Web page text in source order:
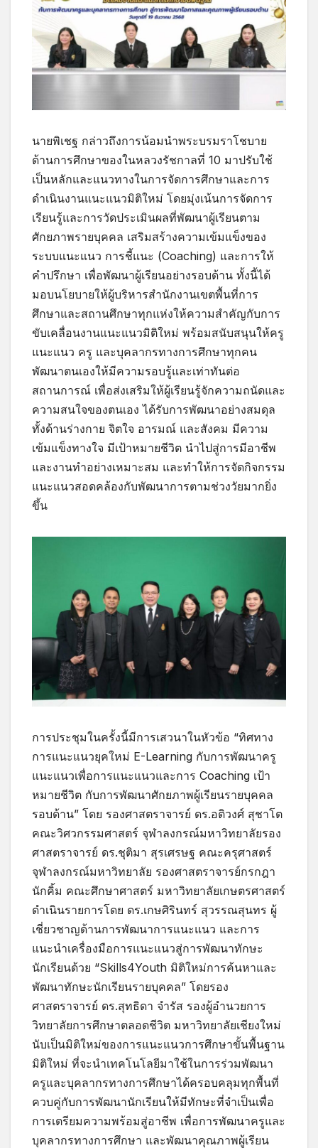
นายพิเชฐ กล่าวถึงการน้อมนำพระบรมราโชบาย
ด้านการศึกษาของในหลวงรัชกาลที่ 10 มาปรับใช้
เป็นหลักและแนวทางในการจัดการศึกษาและการ
ดำเนินงานแนะแนวมิติใหม่ โดยมุ่งเน้นการจัดการ
เรียนรู้และการวัดประเมินผลที่พัฒนาผู้เรียนตาม
ศักยภาพรายบุคคล เสริมสร้างความเข้มแข็งของ
ระบบแนะแนว การชี้แนะ (Coaching) และการให้
คำปรึกษา เพื่อพัฒนาผู้เรียนอย่างรอบด้าน ทั้งนี้ได้
มอบนโยบายให้ผู้บริหารสำนักงานเขตพื้นที่การ
ศึกษาและสถานศึกษาทุกแห่งให้ความสำคัญกับการ
ขับเคลื่อนงานแนะแนวมิติใหม่ พร้อมสนับสนุนให้ครู
แนะแนว ครู และบุคลากรทางการศึกษาทุกคน
พัฒนาตนเองให้มีความรอบรู้และเท่าทันต่อ
สถานการณ์ เพื่อส่งเสริมให้ผู้เรียนรู้จักความถนัดและ
ความสนใจของตนเอง ได้รับการพัฒนาอย่างสมดุล
ทั้งด้านร่างกาย จิตใจ อารมณ์ และสังคม มีความ
เข้มแข็งทางใจ มีเป้าหมายชีวิต นำไปสู่การมีอาชีพ
และงานทำอย่างเหมาะสม และทำให้การจัดกิจกรรม
แนะแนวสอดคล้องกับพัฒนาการตามช่วงวัยมากยิ่ง
ขึ้น
การประชุมในครั้งนี้มีการเสวนาในหัวข้อ “ทิศทาง
การแนะแนวยุคใหม่ E-Learning กับการพัฒนาครู
แนะแนวเพื่อการแนะแนวและการ Coaching เป้า
หมายชีวิต กับการพัฒนาศักยภาพผู้เรียนรายบุคคล
รอบด้าน” โดย รองศาสตราจารย์ ดร.อติวงศ์ สุชาโต
คณะวิศวกรรมศาสตร์ จุฬาลงกรณ์มหาวิทยาลัยรอง
ศาสตราจารย์ ดร.ชุติมา สุรเศรษฐ คณะครุศาสตร์
จุฬาลงกรณ์มหาวิทยาลัย รองศาสตราจารย์กรกฎา
นักคิ้ม คณะศึกษาศาสตร์ มหาวิทยาลัยเกษตรศาสตร์
ดำเนินรายการโดย ดร.เกษศิรินทร์ สุวรรณสุนทร ผู้
เชี่ยวชาญด้านการพัฒนาการแนะแนว และการ
แนะนำเครื่องมือการแนะแนวสู่การพัฒนาทักษะ
นักเรียนด้วย “Skills4Youth มิติใหม่การค้นหาและ
พัฒนาทักษะนักเรียนรายบุคคล” โดยรอง
ศาสตราจารย์ ดร.สุทธิดา จำรัส รองผู้อำนวยการ
วิทยาลัยการศึกษาตลอดชีวิต มหาวิทยาลัยเชียงใหม่
นับเป็นมิติใหม่ของการแนะแนวการศึกษาขั้นพื้นฐาน
มิติใหม่ ที่จะนำเทคโนโลยีมาใช้ในการร่วมพัฒนา
ครูและบุคลากรทางการศึกษาได้ครอบคลุมทุกพื้นที่
ควบคู่กับการพัฒนานักเรียนให้มีทักษะที่จำเป็นเพื่อ
การเตรียมความพร้อมสู่อาชีพ เพื่อการพัฒนาครูและ
บุคลากรทางการศึกษา และพัฒนาคุณภาพผู้เรียน